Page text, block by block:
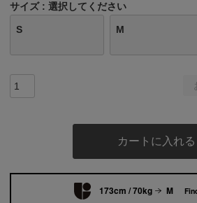
サイズ 選択してください
S M
カートに入れる
173cm / 70kg M